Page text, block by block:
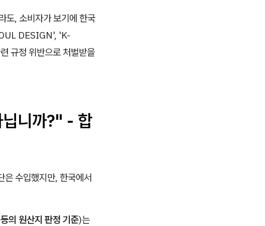
도, 소비자가 보기에 한국
DESIGN', 'K-
규정 위반으로 처벌받을
니까?" - 합
은 수입했지만, 한국에서
의 원산지 판정 기준)는